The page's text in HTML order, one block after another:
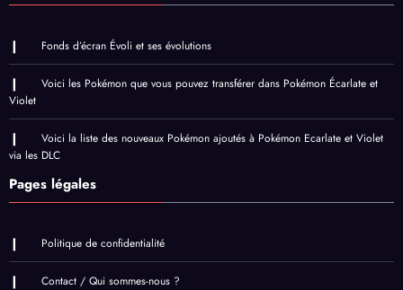
Fonds d’écran Évoli et ses évolutions
Voici les Pokémon que vous pouvez transférer dans Pokémon Écarlate et
Violet
Voici la liste des nouveaux Pokémon ajoutés à Pokémon Ecarlate et Violet
via les DLC
Pages légales
Politique de confidentialité
Contact / Qui sommes-nous ?